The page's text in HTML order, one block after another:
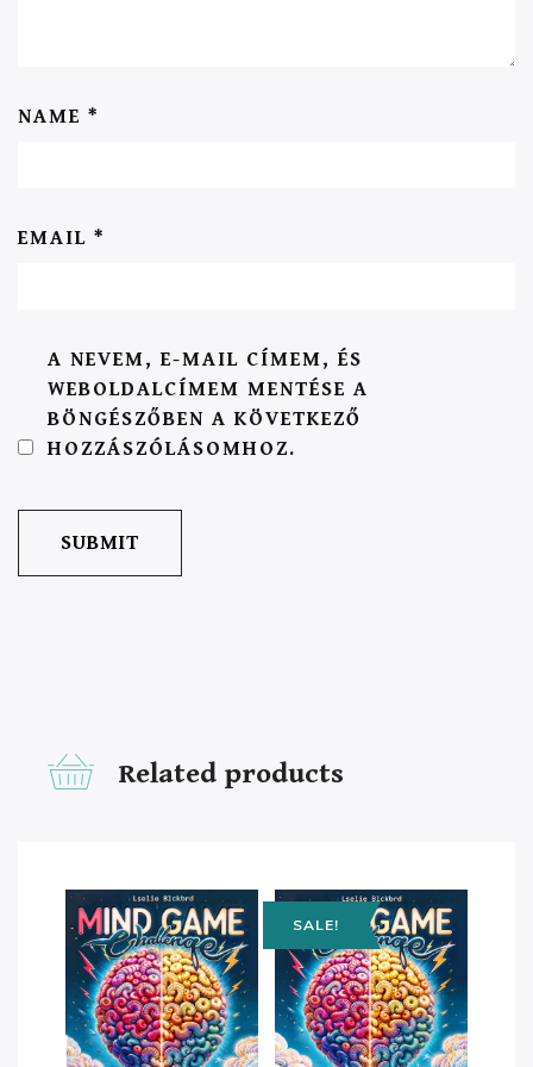
NAME *
EMAIL *
A NEVEM, E-MAIL CÍMEM, ÉS
WEBOLDALCÍMEM MENTÉSE A
BÖNGÉSZŐBEN A KÖVETKEZŐ
HOZZÁSZÓLÁSOMHOZ.
Related products
SALE!